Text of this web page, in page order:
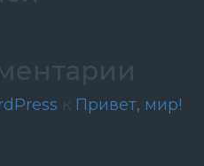
к Привет, мир!